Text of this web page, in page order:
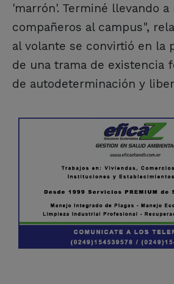
'marrón'. Terminé llevando
compañeros al campus",
al volante se convirtió en la
de una trama de existencia
de autodeterminación y